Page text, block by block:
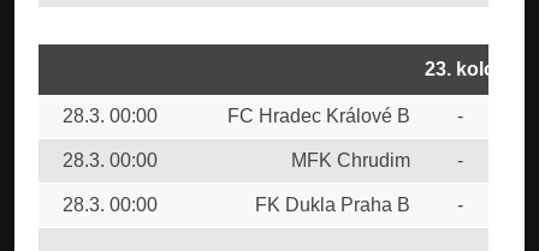
23. kolo
28.3. 00:00 FC Hradec Králové B -
28.3. 00:00 MFK Chrudim -
28.3. 00:00 FK Dukla Praha B -